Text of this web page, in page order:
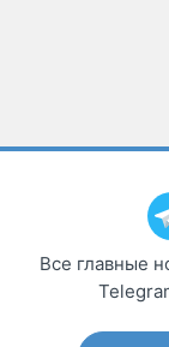
Все главные